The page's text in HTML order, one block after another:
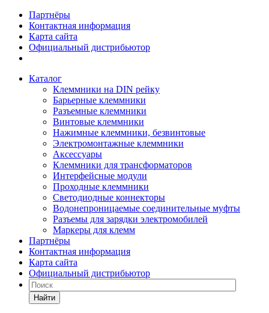
Партнёры
Контактная информация
Карта сайта
Официальный дистрибьютор
Каталог
Клеммники на DIN рейку
Барьерные клеммники
Разъемные клеммники
Винтовые клеммники
Нажимные клеммники, безвинтовые
Электромонтажные клеммники
Аксессуары
Клеммники для трансформаторов
Интерфейсные модули
Проходные клеммники
Светодиодные коннекторы
Водонепроницаемые соединительные муфты
Разъемы для зарядки электромобилей
Маркеры для клемм
Партнёры
Контактная информация
Карта сайта
Официальный дистрибьютор
Найти